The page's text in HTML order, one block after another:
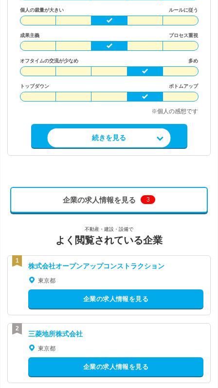
個人の裁量が大きい ルールに従う
成果主義 プロセス重視
オフタイムの交流が少なめ 多め
トップダウン ボトムアップ
※個人の感想です
求人情報を見る
続きを見る
企業の求人情報を見る 3
不動産・建設・設備で
よく閲覧されている企業
株式会社オープンアップコンストラクション
東京都
企業の求人情報を見る
三菱地所株式会社
東京都
企業の求人情報を見る